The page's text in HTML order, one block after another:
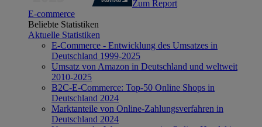
Zum Report
E-commerce
Beliebte Statistiken
Aktuelle Statistiken
E-Commerce - Entwicklung des Umsatzes in
Deutschland 1999-2025
Umsatz von Amazon in Deutschland und weltweit
2010-2025
B2C-E-Commerce: Top-50 Online Shops in
Deutschland 2024
Marktanteile von Online-Zahlungsverfahren in
Deutschland 2024